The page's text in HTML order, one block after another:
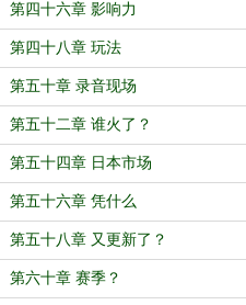
第四十六章 影响力
第四十八章 玩法
第五十章 录音现场
第五十二章 谁火了？
第五十四章 日本市场
第五十六章 凭什么
第五十八章 又更新了？
第六十章 赛季？